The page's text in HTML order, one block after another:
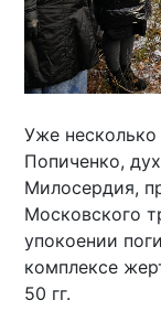
Уже
Попиченко,
Милосердия,
Московского
упокоении
комплексе
50 гг.